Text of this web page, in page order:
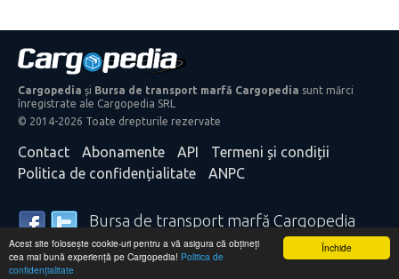
Închide
Acest site folosește cookie-uri pentru a vă asigura că obțineți
cea mai bună experiență pe Cargopedia! Politica de
confidențialitate
Cargopedia și Bursa de transport marfă Cargopedia sunt mărci
înregistrate ale Cargopedia SRL
© 2014-2026 Toate drepturile rezervate
Contact Abonamente API
Termeni și condiții
Politica de confidențialitate
ANPC
Bursa de transport marfă Cargopedia
25.339 transportatori și expeditori de mărfă din întreaga
lume se bazează pe serviciile noastre